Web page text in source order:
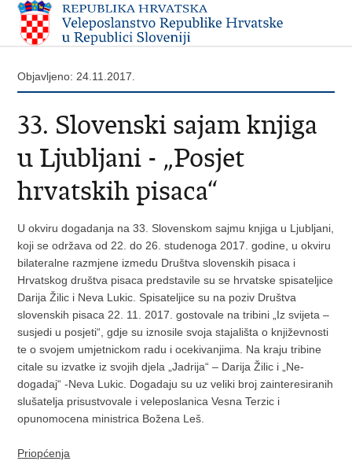
Objavljeno: 24.11.2017.
33. Slovenski sajam knjiga
u Ljubljani - „Posjet
hrvatskih pisaca“
U okviru dogadanja na 33. Slovenskom sajmu knjiga u Ljubljani,
koji se održava od 22. do 26. studenoga 2017. godine, u okviru
bilateralne razmjene izmedu Društva slovenskih pisaca i
Hrvatskog društva pisaca predstavile su se hrvatske spisateljice
Darija Žilic i Neva Lukic. Spisateljice su na poziv Društva
slovenskih pisaca 22. 11. 2017. gostovale na tribini „Iz svijeta –
susjedi u posjeti“, gdje su iznosile svoja stajališta o književnosti
te o svojem umjetnickom radu i ocekivanjima. Na kraju tribine
citale su izvatke iz svojih djela „Jadrija“ – Darija Žilic i „Ne-
dogadaj“ -Neva Lukic. Dogadaju su uz veliki broj zainteresiranih
slušatelja prisustvovale i veleposlanica Vesna Terzic i
opunomocena ministrica Božena Leš.
Priopćenja